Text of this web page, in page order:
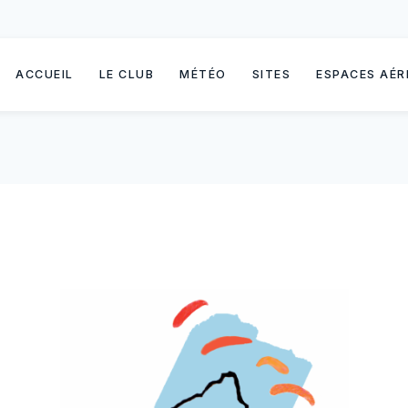
ACCUEIL LE CLUB MÉTÉO SITES ESPACES